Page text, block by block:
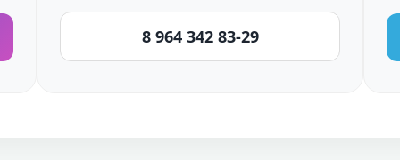
8 964 342 83-29